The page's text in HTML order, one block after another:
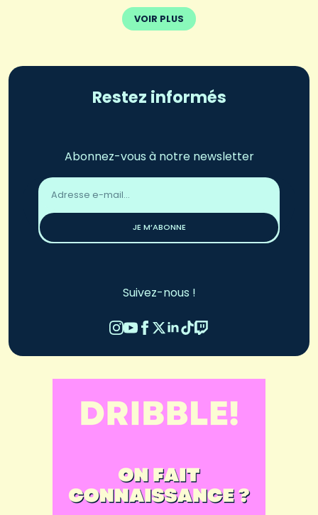
VOIR PLUS
Restez informés
Abonnez-vous à notre newsletter
Adresse
email
JE M’ABONNE
Suivez-nous !